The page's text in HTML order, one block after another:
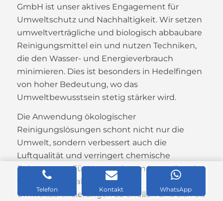
GmbH ist unser aktives Engagement für
Umweltschutz und Nachhaltigkeit. Wir setzen
umweltverträgliche und biologisch abbaubare
Reinigungsmittel ein und nutzen Techniken,
die den Wasser- und Energieverbrauch
minimieren. Dies ist besonders in Hedelfingen
von hoher Bedeutung, wo das
Umweltbewusstsein stetig stärker wird.
Die Anwendung ökologischer
Reinigungslösungen schont nicht nur die
Umwelt, sondern verbessert auch die
Luftqualität und verringert chemische
Belastungen. Für Unternehmen kann dies ein
wesentlicher Faktor sein, um
Umweltzertifizierungen zu erfüllen und sich als
Telefon Kontakt WhatsApp